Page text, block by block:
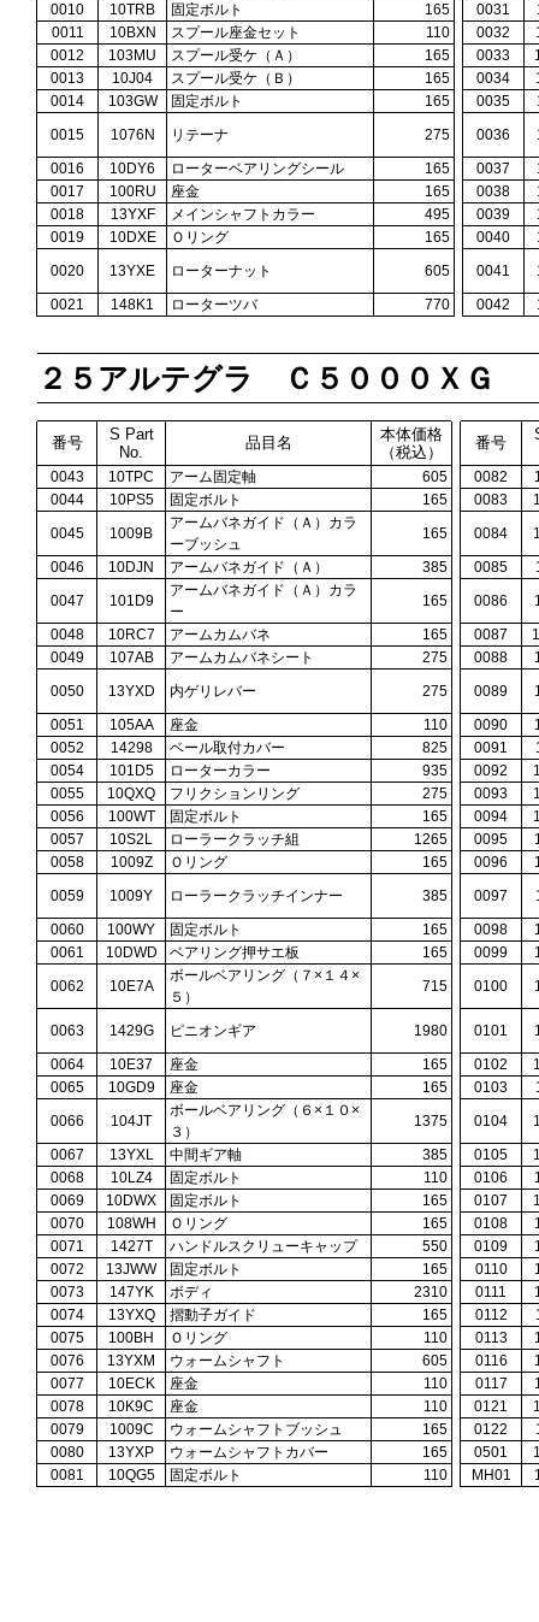
0010
10TRB 固定ボルト 165 0031
0011
10BXN スプール座金セット 110 0032
0012
103MU スプール受ケ（Ａ） 165 0033
0013
10J04 スプール受ケ（Ｂ） 165 0034
0014
103GW 固定ボルト 165 0035
0015
1076N リテーナ 275 0036
0016
10DY6 ローターベアリングシール 165 0037
0017
100RU 座金 165 0038
0018
13YXF メインシャフトカラー 495 0039
0019
10DXE Ｏリング 165 0040
0020
13YXE ローターナット 605 0041
0021
148K1 ローターツバ 770 0042
２５アルテグラ Ｃ５０００ＸＧ
番号
S Part
No.
品目名
本体価格
（税込）
番号
0043 10TPC アーム固定軸 605 0082
0044
10PS5 固定ボルト 165 0083
0045
1009B
アームバネガイド（Ａ）カラ
ーブッシュ
165 0084
0046
10DJN アームバネガイド（Ａ） 385 0085
0047
101D9
アームバネガイド（Ａ）カラ
ー
165 0086
0048
10RC7 アームカムバネ 165 0087
0049
107AB アームカムバネシート 275 0088
0050
13YXD 内ゲリレバー 275 0089
0051
105AA 座金 110 0090
0052
14298 ベール取付カバー 825 0091
0054
101D5 ローターカラー 935 0092
0055
10QXQ フリクションリング 275 0093
0056
100WT 固定ボルト 165 0094
0057
10S2L ローラークラッチ組 1265 0095
0058
1009Z Ｏリング 165 0096
0059
1009Y ローラークラッチインナー 385 0097
0060
100WY 固定ボルト 165 0098
0061
10DWD ベアリング押サエ板 165 0099
0062
10E7A
ボールベアリング（７×１４×
５）
715 0100
0063 1429G ピニオンギア 1980 0101
0064
10E37 座金 165 0102
0065
10GD9 座金 165 0103
0066
104JT
ボールベアリング（６×１０×
３）
1375 0104
0067
13YXL 中間ギア軸 385 0105
0068
10LZ4 固定ボルト 110 0106
0069
10DWX 固定ボルト 165 0107
0070
108WH Ｏリング 165 0108
0071
1427T ハンドルスクリューキャップ 550 0109
0072
13JWW 固定ボルト 165 0110
0073
147YK ボディ 2310 0111
0074
13YXQ 摺動子ガイド 165 0112
0075
100BH Ｏリング 110 0113
0076
13YXM ウォームシャフト 605 0116
0077
10ECK 座金 110 0117
0078
10K9C 座金 110 0121
0079
1009C ウォームシャフトブッシュ 165 0122
0080
13YXP ウォームシャフトカバー 165 0501
0081
10QG5 固定ボルト 110 MH01